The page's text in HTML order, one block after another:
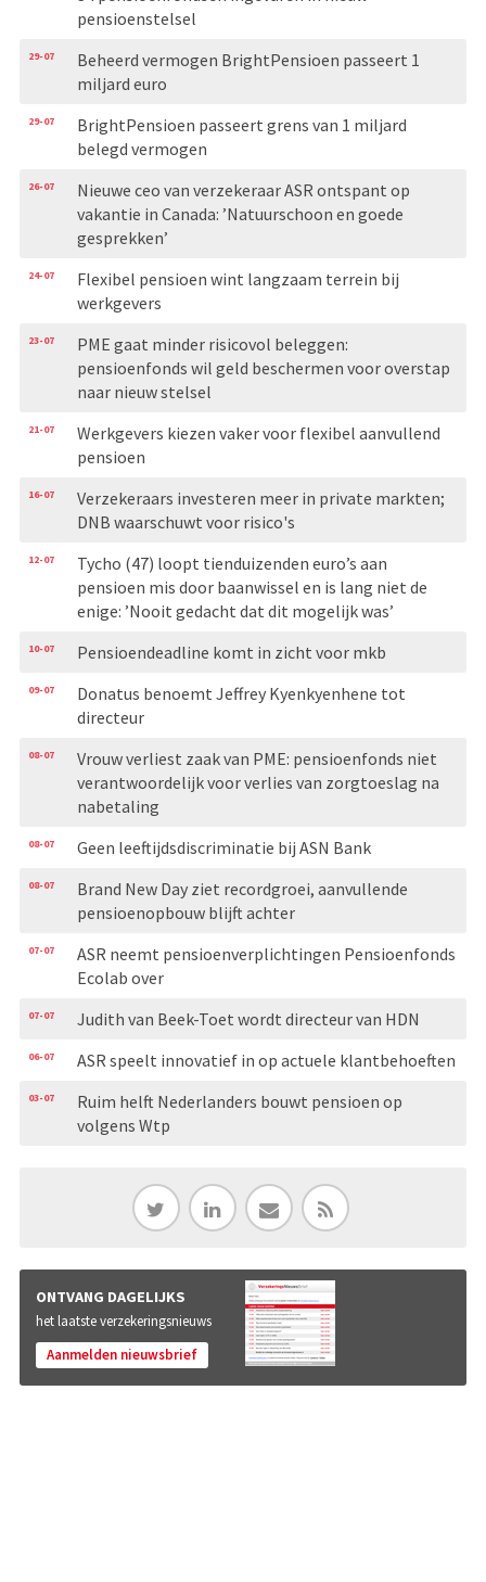
pensioenstelsel
29-07
Beheerd vermogen BrightPensioen passeert 1
miljard euro
29-07
BrightPensioen passeert grens van 1 miljard
belegd vermogen
26-07
Nieuwe ceo van verzekeraar ASR ontspant op
vakantie in Canada: ’Natuurschoon en goede
gesprekken’
24-07
Flexibel pensioen wint langzaam terrein bij
werkgevers
23-07
PME gaat minder risicovol beleggen:
pensioenfonds wil geld beschermen voor overstap
naar nieuw stelsel
21-07
Werkgevers kiezen vaker voor flexibel aanvullend
pensioen
16-07
Verzekeraars investeren meer in private markten;
DNB waarschuwt voor risico's
12-07
Tycho (47) loopt tienduizenden euro’s aan
pensioen mis door baanwissel en is lang niet de
enige: ’Nooit gedacht dat dit mogelijk was’
10-07 Pensioendeadline komt in zicht voor mkb
09-07
Donatus benoemt Jeffrey Kyenkyenhene tot
directeur
08-07
Vrouw verliest zaak van PME: pensioenfonds niet
verantwoordelijk voor verlies van zorgtoeslag na
nabetaling
08-07 Geen leeftijdsdiscriminatie bij ASN Bank
08-07
Brand New Day ziet recordgroei, aanvullende
pensioenopbouw blijft achter
07-07
ASR neemt pensioenverplichtingen Pensioenfonds
Ecolab over
07-07 Judith van Beek-Toet wordt directeur van HDN
06-07 ASR speelt innovatief in op actuele klantbehoeften
03-07
Ruim helft Nederlanders bouwt pensioen op
volgens Wtp
ONTVANG DAGELIJKS
het laatste verzekeringsnieuws
Aanmelden nieuwsbrief